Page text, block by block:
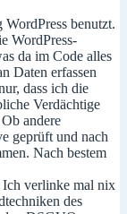
benutzt.
WordPress-
da im Code alles
Daten erfassen
dass ich die
Verdächtige
andere
geprüft und nach
Nach bestem
verlinke mal nix
des